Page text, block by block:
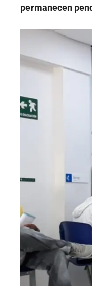
permanecen